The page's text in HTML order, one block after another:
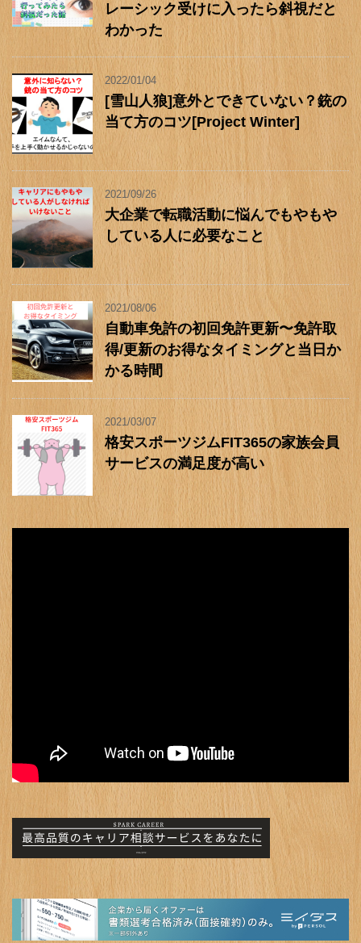
レーシック受けに入ったら斜視だと
わかった
2022/01/04
[雪山人狼]意外とできていない？銃の
当て方のコツ[Project Winter]
2021/09/26
大企業で転職活動に悩んでもやもや
している人に必要なこと
2021/08/06
自動車免許の初回免許更新〜免許取
得/更新のお得なタイミングと当日か
かる時間
2021/03/07
格安スポーツジムFIT365の家族会員
サービスの満足度が高い